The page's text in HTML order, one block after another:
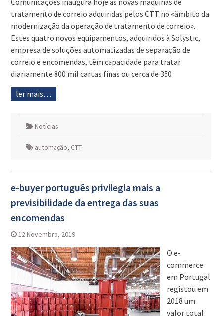
Comunicações inaugura hoje as novas máquinas de
tratamento de correio adquiridas pelos CTT no «âmbito da
modernização da operação de tratamento de correio».
Estes quatro novos equipamentos, adquiridos à Solystic,
empresa de soluções automatizadas de separação de
correio e encomendas, têm capacidade para tratar
diariamente 800 mil cartas finas ou cerca de 350
ler mais…
Notícias
automação, CTT
e-buyer português privilegia mais a
previsibilidade da entrega das suas
encomendas
12 Novembro, 2019
O e-
commerce
em Portugal
registou em
2018 um
valor total